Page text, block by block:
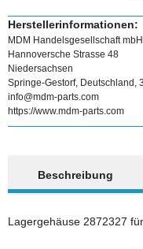
Herstellerinformationen:
MDM Handelsgesellschaft mbH
Hannoversche Strasse 48
Niedersachsen
Springe-Gestorf, Deutschland,
info@mdm-parts.com
https://www.mdm-parts.com
Beschreibung
Lagergehäuse 2872327